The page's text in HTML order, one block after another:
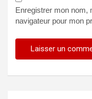
Enregistrer mon nom,
navigateur pour mon